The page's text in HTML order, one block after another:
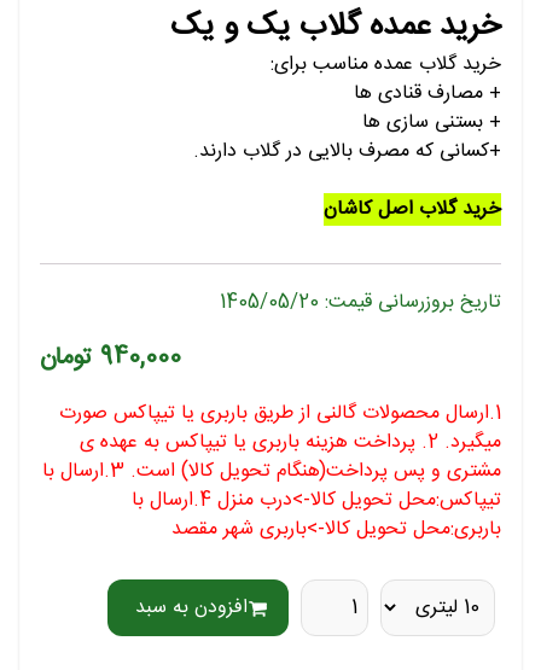
خرید عمده گلاب یک و یک
خرید گلاب عمده مناسب برای:
+ مصارف قنادی ها
+ بستنی سازی ها
+کسانی که مصرف بالایی در گلاب دارند.
خرید گلاب اصل کاشان
تاریخ بروزرسانی قیمت: 1405/05/20
940,000 تومان
1.ارسال محصولات گالنی از طریق باربری یا تیپاکس صورت
میگیرد. 2. پرداخت هزینه باربری یا تیپاکس به عهده ی
مشتری و پس پرداخت(هنگام تحویل کالا) است. 3.ارسال با
تیپاکس:محل تحویل کالا->درب منزل 4.ارسال با
باربری:محل تحویل کالا->باربری شهر مقصد
افزودن به سبد